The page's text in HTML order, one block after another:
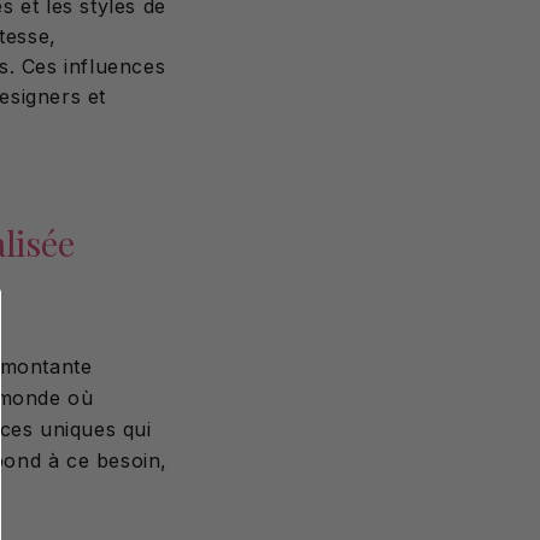
et les styles de
Ces influences
et
où
uniques qui
à ce besoin,